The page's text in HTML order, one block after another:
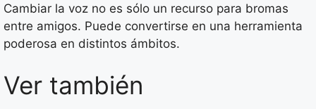
Cambiar la voz no es sólo un recurso para bromas
entre amigos. Puede convertirse en una herramienta
poderosa en distintos ámbitos.
Ver también